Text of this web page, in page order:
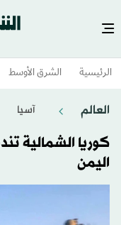
الرئيسية الشرق الأوسط​
العالم آسيا
كوريا الشمالية
اليمن